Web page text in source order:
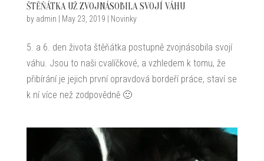
ŠTĚŇÁTKA UŽ ZVOJNÁSOBILA SVOJÍ VÁHU
by admin May 23, 2019 Novinky
5. a 6. den života štěňátka postupně zvojnásobila svojí
váhu. Jsou to naši cvalíčkové, a vzhledem k tomu, že
přibírání je jejich první opravdová bordeří práce, staví se
k ní více než zodpovědně 🙂